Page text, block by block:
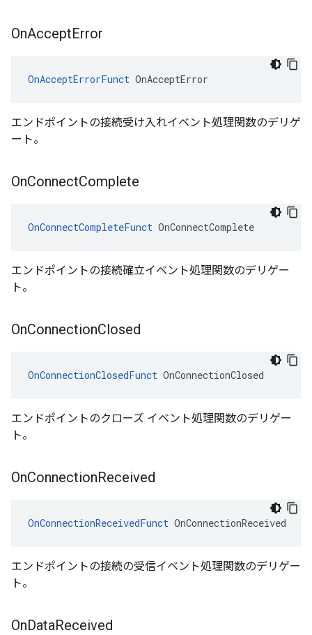
OnAcceptError
OnAcceptErrorFunct OnAcceptError
エンドポイントの接続受け入れイベント処理関数のデリゲ
ート。
OnConnectComplete
OnConnectCompleteFunct OnConnectComplete
エンドポイントの接続確立イベント処理関数のデリゲー
ト。
OnConnectionClosed
OnConnectionClosedFunct OnConnectionClosed
エンドポイントのクローズ イベント処理関数のデリゲー
ト。
OnConnectionReceived
OnConnectionReceivedFunct OnConnectionReceived
エンドポイントの接続の受信イベント処理関数のデリゲー
ト。
OnDataReceived